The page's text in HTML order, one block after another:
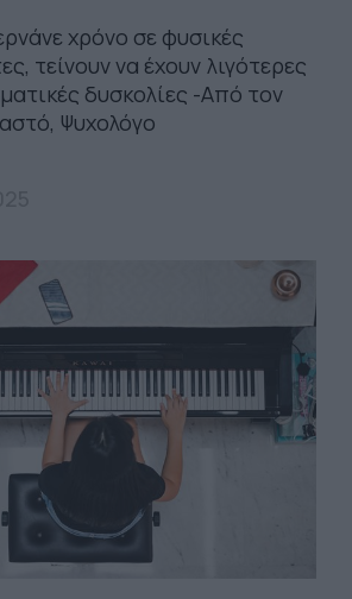
χρόνο σε φυσικές
τείνουν να έχουν λιγότερες
δυσκολίες -Από τον
Ψυχολόγο